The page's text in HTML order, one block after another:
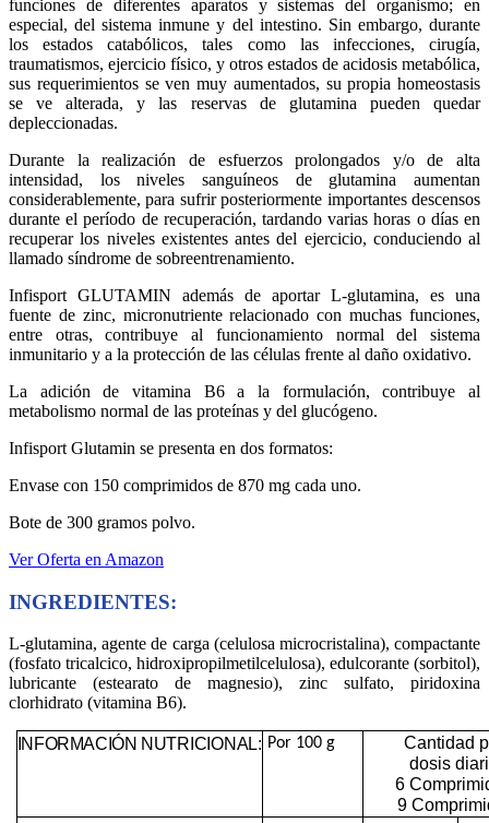
funciones de diferentes aparatos y sistemas del organismo; en
especial, del sistema inmune y del intestino. Sin embargo, durante
los estados catabólicos, tales como las infecciones, cirugía,
traumatismos, ejercicio físico, y otros estados de acidosis metabólica,
sus requerimientos se ven muy aumentados, su propia homeostasis
se ve alterada, y las reservas de glutamina pueden quedar
depleccionadas.
Durante la realización de esfuerzos prolongados y/o de alta
intensidad, los niveles sanguíneos de glutamina aumentan
considerablemente, para sufrir posteriormente importantes descensos
durante el período de recuperación, tardando varias horas o días en
recuperar los niveles existentes antes del ejercicio, conduciendo al
llamado síndrome de sobreentrenamiento.
Infisport GLUTAMIN además de aportar L-glutamina, es una
fuente de zinc, micronutriente relacionado con muchas funciones,
entre otras, contribuye al funcionamiento normal del sistema
inmunitario y a la protección de las células frente al daño oxidativo.
La adición de vitamina B6 a la formulación, contribuye al
metabolismo normal de las proteínas y del glucógeno.
Infisport Glutamin se presenta en dos formatos:
Envase con 150 comprimidos de 870 mg cada uno.
Bote de 300 gramos polvo.
Ver Oferta en Amazon
INGREDIENTES:
L-glutamina, agente de carga (celulosa microcristalina), compactante
(fosfato tricalcico, hidroxipropilmetilcelulosa), edulcorante (sorbitol),
lubricante (estearato de magnesio), zinc sulfato, piridoxina
clorhidrato (vitamina B6).
INFORMACIÓN NUTRICIONAL: Por 100 g
Cantidad
dosis
6
9